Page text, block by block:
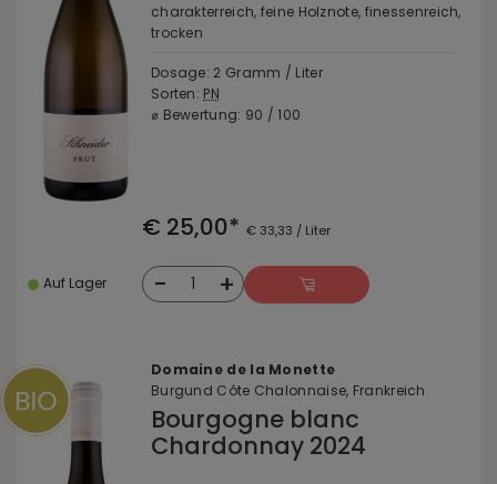
charakterreich, feine Holznote, finessenreich,
trocken
Dosage: 2 Gramm / Liter
Sorten: PN
⌀ Bewertung: 90 / 100
€ 25,00* € 33,33 / Liter
Auf Lager - 1 +
Domaine de la Monette
Burgund Côte Chalonnaise, Frankreich
Bourgogne blanc
Chardonnay 2024